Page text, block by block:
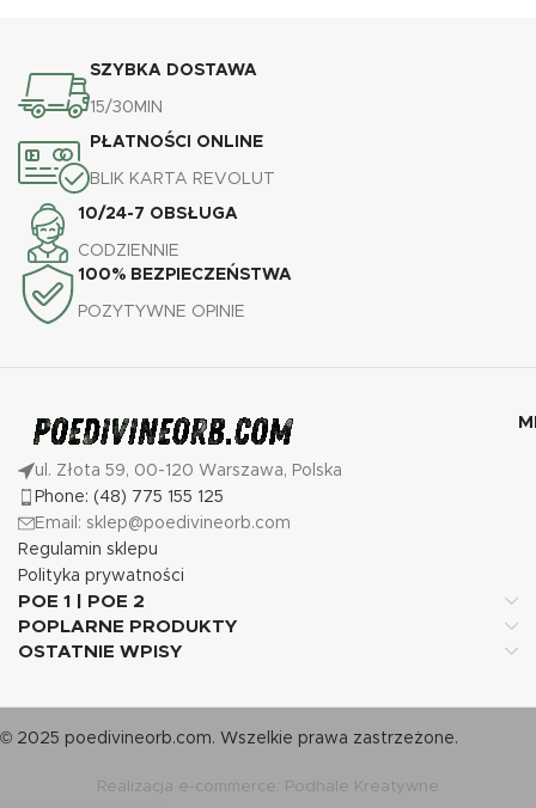
SZYBKA DOSTAWA
15/30MIN
PŁATNOŚCI ONLINE
BLIK KARTA REVOLUT
10/24-7 OBSŁUGA
CODZIENNIE
100% BEZPIECZEŃSTWA
POZYTYWNE OPINIE
ul. Złota 59, 00-120 Warszawa, Polska
Phone: (48) 775 155 125
Email: sklep@poedivineorb.com
Regulamin sklepu
Polityka prywatności
POE 1 | POE 2
POPLARNE PRODUKTY
OSTATNIE WPISY
© 2025 poedivineorb.com. Wszelkie prawa zastrzeżone.
Realizacja e-commerce: Podhale Kreatywne